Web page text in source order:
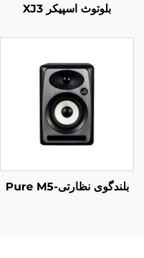
بلوتوث اسپیکر XJ3
بلندگوی نظارتی-Pure M5